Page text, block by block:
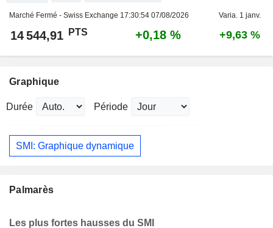
Marché Fermé - Swiss Exchange 17:30:54 07/08/2026 Varia. 1 janv.
14 544,91 PTS +0,18 % +9,63 %
Graphique
Durée Période
SMI: Graphique dynamique
Palmarès
Les plus fortes hausses du SMI